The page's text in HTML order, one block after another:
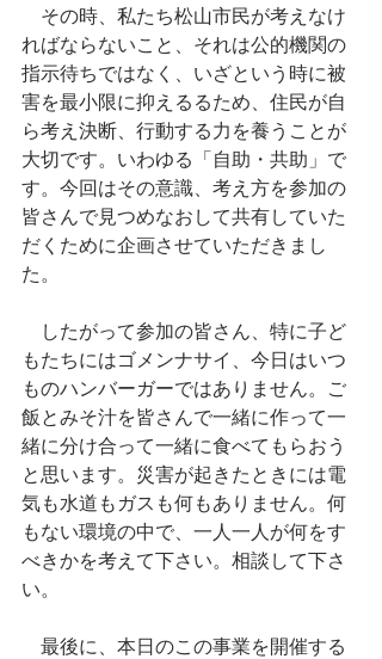
その時、私たち松山市民が考えなけ
ればならないこと、それは公的機関の
指示待ちではなく、いざという時に被
害を最小限に抑えるるため、住民が自
ら考え決断、行動する力を養うことが
大切です。いわゆる「自助・共助」で
す。今回はその意識、考え方を参加の
皆さんで見つめなおして共有していた
だくために企画させていただきまし
た。
したがって参加の皆さん、特に子ど
もたちにはゴメンナサイ、今日はいつ
ものハンバーガーではありません。ご
飯とみそ汁を皆さんで一緒に作って一
緒に分け合って一緒に食べてもらおう
と思います。災害が起きたときには電
気も水道もガスも何もありません。何
もない環境の中で、一人一人が何をす
べきかを考えて下さい。相談して下さ
い。
最後に、本日のこの事業を開催する